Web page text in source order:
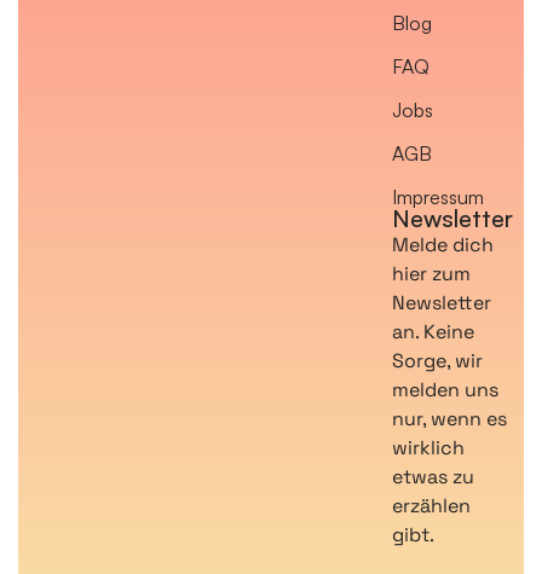
Blog
FAQ
Jobs
AGB
Impressum
Newsletter
Melde dich
hier zum
Newsletter
an. Keine
Sorge, wir
melden uns
nur, wenn es
wirklich
etwas zu
erzählen
gibt.